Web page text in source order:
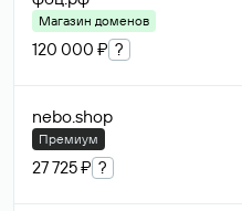
Магазин доменов
120 000 ₽ ?
nebo.shop
Премиум
27 725 ₽ ?